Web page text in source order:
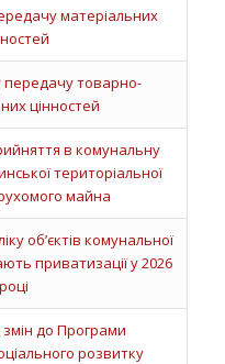
матеріальних
товарно-
цінностей
в комунальну
територіальної
майна
об’єктів комунальної
приватизації у 2026
році
до Програми
розвитку